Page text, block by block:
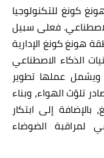
كونغ للتكنولوجيا
فعلى سبيل
هونغ كونغ الإدارية
الذكاء الاصطناعي
ويشمل عملها تطوير
تلوّث الهواء، وبناء
إلى ابتكار
لمراقبة الضوضاء